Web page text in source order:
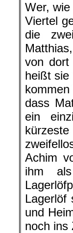
Wer,
Viertel
die
von dort
heißt sie
dass
ein
Achim
ihm
Lagerlöf
und
noch ins